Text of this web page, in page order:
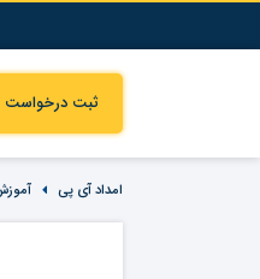
ثبت درخواست
امداد آی پی